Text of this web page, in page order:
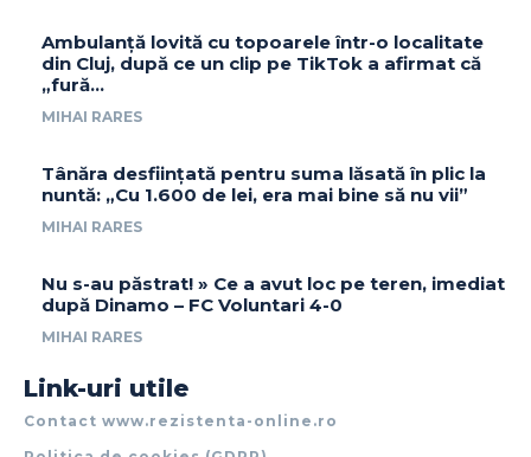
Ambulanță lovită cu topoarele într-o localitate
din Cluj, după ce un clip pe TikTok a afirmat că
„fură…
MIHAI RARES
Tânăra desființată pentru suma lăsată în plic la
nuntă: „Cu 1.600 de lei, era mai bine să nu vii”
MIHAI RARES
Nu s-au păstrat! » Ce a avut loc pe teren, imediat
după Dinamo – FC Voluntari 4-0
MIHAI RARES
Link-uri utile
Contact www.rezistenta-online.ro